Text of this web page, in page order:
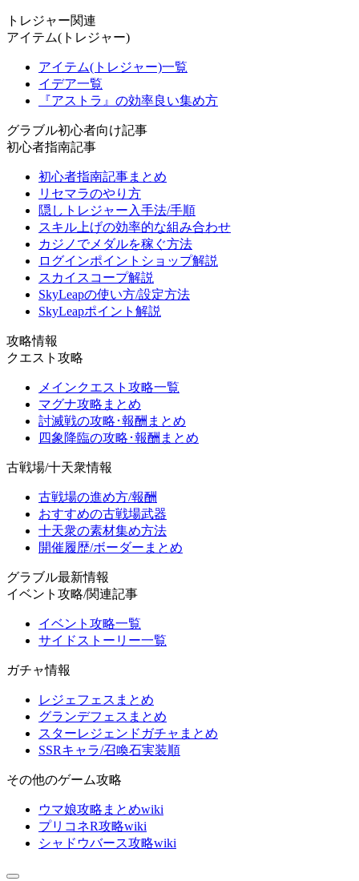
トレジャー関連
アイテム(トレジャー)
アイテム(トレジャー)一覧
イデア一覧
『アストラ』の効率良い集め方
グラブル初心者向け記事
初心者指南記事
初心者指南記事まとめ
リセマラのやり方
隠しトレジャー入手法/手順
スキル上げの効率的な組み合わせ
カジノでメダルを稼ぐ方法
ログインポイントショップ解説
スカイスコープ解説
SkyLeapの使い方/設定方法
SkyLeapポイント解説
攻略情報
クエスト攻略
メインクエスト攻略一覧
マグナ攻略まとめ
討滅戦の攻略･報酬まとめ
四象降臨の攻略･報酬まとめ
古戦場/十天衆情報
古戦場の進め方/報酬
おすすめの古戦場武器
十天衆の素材集め方法
開催履歴/ボーダーまとめ
グラブル最新情報
イベント攻略/関連記事
イベント攻略一覧
サイドストーリー一覧
ガチャ情報
レジェフェスまとめ
グランデフェスまとめ
スターレジェンドガチャまとめ
SSRキャラ/召喚石実装順
その他のゲーム攻略
ウマ娘攻略まとめwiki
プリコネR攻略wiki
シャドウバース攻略wiki